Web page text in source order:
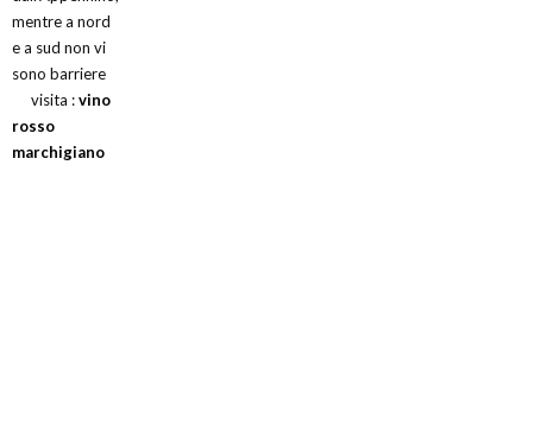
mentre a nord
e a sud non vi
sono barriere
visita :vino
rosso
marchigiano